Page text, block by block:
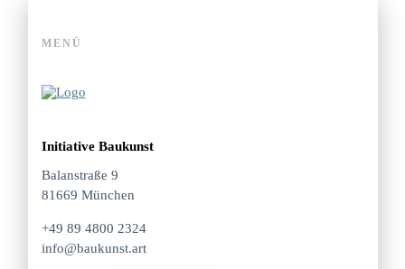
MENÜ
Initiative Baukunst
Balanstraße 9
81669 München
+49 89 4800 2324
info@baukunst.art